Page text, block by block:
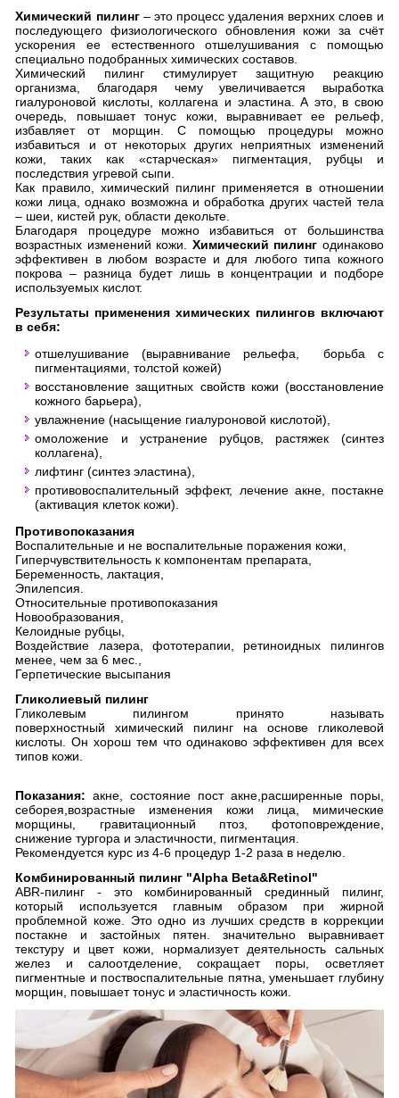
Химический пилинг– это процесс удаления верхних слоев и
последующего физиологического обновления кожи за счёт
ускорения ее естественного отшелушивания с помощью
специально подобранных химических составов.
Химический пилинг стимулирует защитную реакцию
организма, благодаря чему увеличивается выработка
гиалуроновой кислоты, коллагена и эластина. А это, в свою
очередь, повышает тонус кожи, выравнивает ее рельеф,
избавляет от морщин. С помощью процедуры можно
избавиться и от некоторых других неприятных изменений
кожи, таких как «старческая» пигментация, рубцы и
последствия угревой сыпи.
Как правило, химический пилинг применяется в отношении
кожи лица, однако возможна и обработка других частей тела
– шеи, кистей рук, области декольте.
Благодаря процедуре можно избавиться от большинства
возрастных изменений кожи. Химический пилинг одинаково
эффективен в любом возрасте и для любого типа кожного
покрова – разница будет лишь в концентрации и подборе
используемых кислот.
Результаты применения химических пилингов включают
в себя:
отшелушивание (выравнивание рельефа, борьба с
пигментациями, толстой кожей)
восстановление защитных свойств кожи (восстановление
кожного барьера),
увлажнение (насыщение гиалуроновой кислотой),
омоложение и устранение рубцов, растяжек (синтез
коллагена),
лифтинг (синтез эластина),
противовоспалительный эффект, лечение акне, постакне
(активация клеток кожи).
Противопоказания
Воспалительные и не воспалительные поражения кожи,
Гиперчувствительность к компонентам препарата,
Беременность, лактация,
Эпилепсия.
Относительные противопоказания
Новообразования,
Келоидные рубцы,
Воздействие лазера, фототерапии, ретиноидных пилингов
менее, чем за 6 мес.,
Герпетические высыпания
Гликолиевый пилинг
Гликолевым пилингом принято называть
поверхностный химический пилинг на основе гликолевой
кислоты. Он хорош тем что одинаково эффективен для всех
типов кожи.
Показания:акне, состояние пост акне,расширенные поры,
себорея,возрастные изменения кожи лица, мимические
морщины, гравитационный птоз, фотоповреждение,
снижение тургора и эластичности, пигментация.
Рекомендуется курс из 4-6 процедур 1-2 раза в неделю.
Комбинированный пилинг "Alpha Beta&Retinol"
ABR-пилинг - это комбинированный срединный пилинг,
который используется главным образом при жирной
проблемной коже. Это одно из лучших средств в коррекции
постакне и застойных пятен. значительно выравнивает
текстуру и цвет кожи, нормализует деятельность сальных
желез и салоотделение, сокращает поры, осветляет
пигментные и поствоспалительные пятна, уменьшает глубину
морщин, повышает тонус и эластичность кожи.